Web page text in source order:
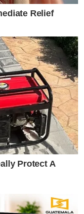
Relief
Protect A